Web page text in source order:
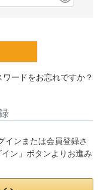
ワードをお忘れですか？
インまたは会員登録さ
ン」ボタンよりお進み